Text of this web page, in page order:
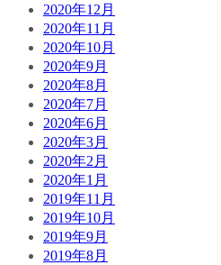
2020年12月
2020年11月
2020年10月
2020年9月
2020年8月
2020年7月
2020年6月
2020年3月
2020年2月
2020年1月
2019年11月
2019年10月
2019年9月
2019年8月